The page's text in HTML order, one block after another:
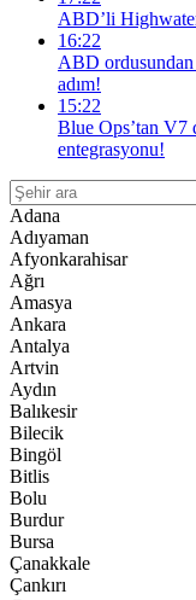
ABD’li
16:22
ABD
adım!
15:22
Blue Ops’tan V7
entegrasyonu!
Adana
Adıyaman
Afyonkarahisar
Ağrı
Amasya
Ankara
Antalya
Artvin
Aydın
Balıkesir
Bilecik
Bingöl
Bitlis
Bolu
Burdur
Bursa
Çanakkale
Çankırı